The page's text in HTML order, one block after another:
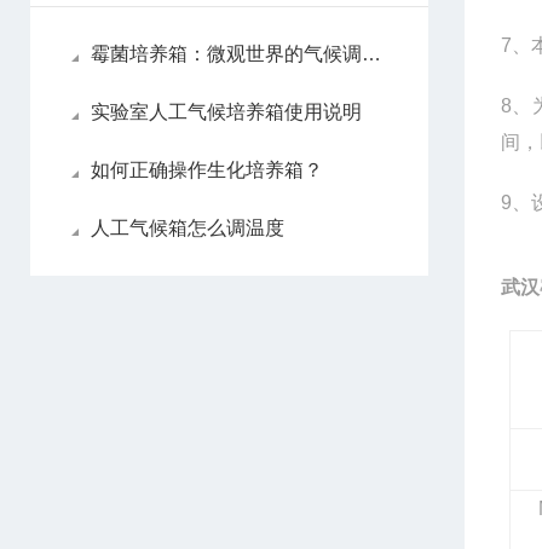
霉菌培养箱：微观世界的气候调节师
实验室人工气候培养箱使用说明
如何正确操作生化培养箱？
人工气候箱怎么调温度
7
8
间
9
武